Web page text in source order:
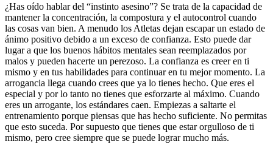
¿Has oído hablar del “instinto asesino”? Se trata de la capacidad de
mantener la concentración, la compostura y el autocontrol cuando
las cosas van bien. A menudo los Atletas dejan escapar un estado de
ánimo positivo debido a un exceso de confianza. Esto puede dar
lugar a que los buenos hábitos mentales sean reemplazados por
malos y pueden hacerte un perezoso. La confianza es creer en ti
mismo y en tus habilidades para continuar en tu mejor momento. La
arrogancia llega cuando crees que ya lo tienes hecho. Que eres el
especial y por lo tanto no tienes que esforzarte al máximo. Cuando
eres un arrogante, los estándares caen. Empiezas a saltarte el
entrenamiento porque piensas que has hecho suficiente. No permitas
que esto suceda. Por supuesto que tienes que estar orgulloso de ti
mismo, pero cree siempre que se puede lograr mucho más.